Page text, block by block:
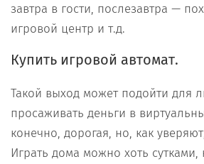
завтра в гости, послезавтра —
игровой центр и т.д.
Купить игровой автомат.
Такой выход может подойти для
просаживать деньги в
конечно, дорогая, но, как
Играть дома можно хоть сутками,